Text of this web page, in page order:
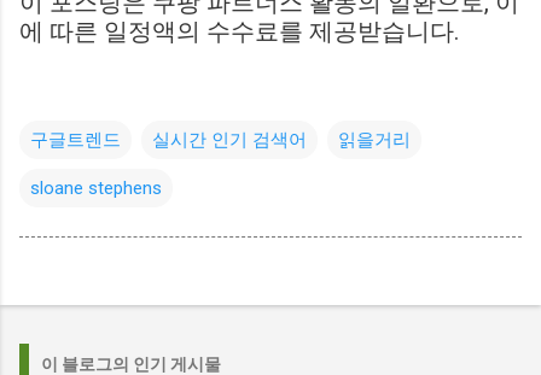
에 따른 일정액의 수수료를 제공받습니다.
구글트렌드 실시간 인기 검색어 읽을거리
sloane stephens
이 블로그의 인기 게시물